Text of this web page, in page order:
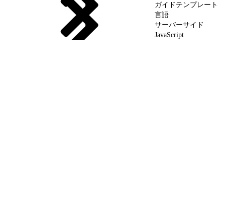
ガイドテンプレート
言語
サーバーサイド
JavaScript